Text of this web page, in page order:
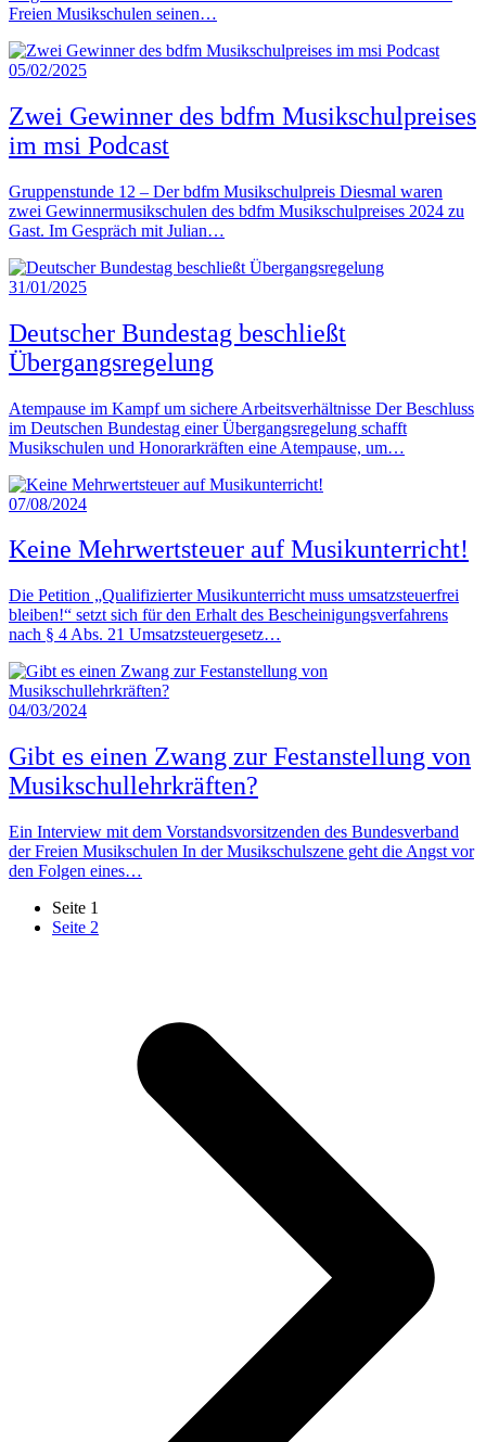
Freien Musikschulen seinen…
05/02/2025
Zwei Gewinner des bdfm Musikschulpreises
im msi Podcast
Gruppenstunde 12 – Der bdfm Musikschulpreis Diesmal waren
zwei Gewinnermusikschulen des bdfm Musikschulpreises 2024 zu
Gast. Im Gespräch mit Julian…
31/01/2025
Deutscher Bundestag beschließt
Übergangsregelung
Atempause im Kampf um sichere Arbeitsverhältnisse Der Beschluss
im Deutschen Bundestag einer Übergangsregelung schafft
Musikschulen und Honorarkräften eine Atempause, um…
07/08/2024
Keine Mehrwertsteuer auf Musikunterricht!
Die Petition „Qualifizierter Musikunterricht muss umsatzsteuerfrei
bleiben!“ setzt sich für den Erhalt des Bescheinigungsverfahrens
nach § 4 Abs. 21 Umsatzsteuergesetz…
04/03/2024
Gibt es einen Zwang zur Festanstellung von
Musikschullehrkräften?
Ein Interview mit dem Vorstandsvorsitzenden des Bundesverband
der Freien Musikschulen In der Musikschulszene geht die Angst vor
den Folgen eines…
Seite 1
Seite 2